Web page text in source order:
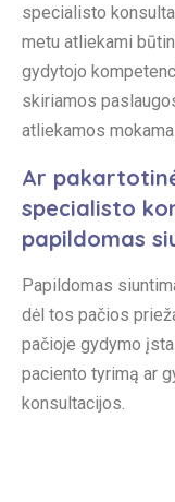
specialisto
metu atliekami
gydytojo
skiriamos
atliekamos
Ar
specialisto
papildomas
Papildomas
dėl tos pačios
pačioje gydymo
paciento tyrimą ar
konsultacijos.